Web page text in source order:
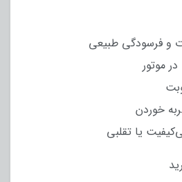
و فرسودگی طبیعی
موتور
خوردن
یا تقلبی